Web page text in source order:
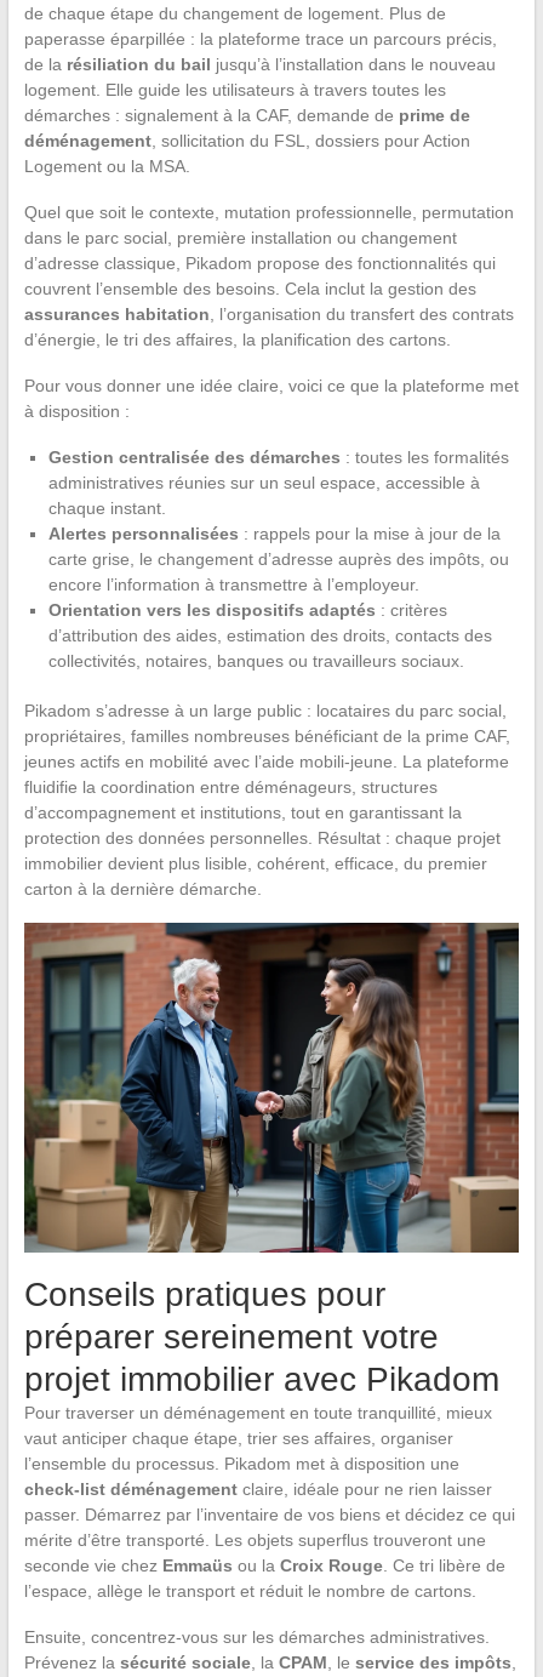
de chaque étape du changement de logement. Plus de
paperasse éparpillée : la plateforme trace un parcours précis,
de la résiliation du bail jusqu’à l’installation dans le nouveau
logement. Elle guide les utilisateurs à travers toutes les
démarches : signalement à la CAF, demande de prime de
déménagement, sollicitation du FSL, dossiers pour Action
Logement ou la MSA.
Quel que soit le contexte, mutation professionnelle, permutation
dans le parc social, première installation ou changement
d’adresse classique, Pikadom propose des fonctionnalités qui
couvrent l’ensemble des besoins. Cela inclut la gestion des
assurances habitation , l’organisation du transfert des contrats
d’énergie, le tri des affaires, la planification des cartons.
Pour vous donner une idée claire, voici ce que la plateforme met
à disposition :
Gestion centralisée des démarches : toutes les formalités
administratives réunies sur un seul espace, accessible à
chaque instant.
Alertes personnalisées : rappels pour la mise à jour de la
carte grise, le changement d’adresse auprès des impôts, ou
encore l’information à transmettre à l’employeur.
Orientation vers les dispositifs adaptés : critères
d’attribution des aides, estimation des droits, contacts des
collectivités, notaires, banques ou travailleurs sociaux.
Pikadom s’adresse à un large public : locataires du parc social,
propriétaires, familles nombreuses bénéficiant de la prime CAF,
jeunes actifs en mobilité avec l’aide mobili-jeune. La plateforme
fluidifie la coordination entre déménageurs, structures
d’accompagnement et institutions, tout en garantissant la
protection des données personnelles. Résultat : chaque projet
immobilier devient plus lisible, cohérent, efficace, du premier
carton à la dernière démarche.
Conseils pratiques pour
préparer sereinement votre
projet immobilier avec Pikadom
Pour traverser un déménagement en toute tranquillité, mieux
vaut anticiper chaque étape, trier ses affaires, organiser
l’ensemble du processus. Pikadom met à disposition une
check-list déménagementclaire, idéale pour ne rien laisser
passer. Démarrez par l’inventaire de vos biens et décidez ce qui
mérite d’être transporté. Les objets superflus trouveront une
seconde vie chez Emmaüs ou la Croix Rouge. Ce tri libère de
l’espace, allège le transport et réduit le nombre de cartons.
Ensuite, concentrez-vous sur les démarches administratives.
Prévenez la sécurité sociale, la CPAM , le service des impôts